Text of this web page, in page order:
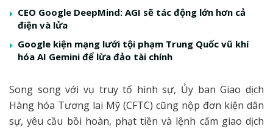
CEO Google DeepMind: AGI sẽ tác động lớn hơn cả
điện và lửa
Google kiện mạng lưới tội phạm Trung Quốc vũ khí
hóa AI Gemini để lừa đảo tài chính
Song song với vụ truy tố hình sự, Ủy ban Giao dịch
Hàng hóa Tương lai Mỹ (CFTC) cũng nộp đơn kiện dân
sự, yêu cầu bồi hoàn, phạt tiền và lệnh cấm giao dịch